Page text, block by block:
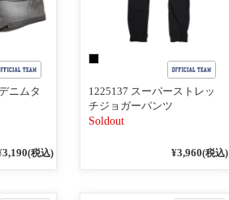
ニムタ
(税込)
1225137 スーパーストレッ
チジョガーパンツ
Soldout
¥3,960(税込)